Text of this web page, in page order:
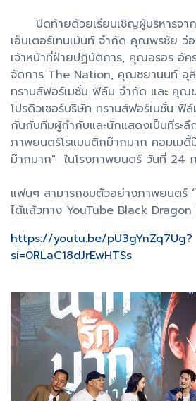
ปิดท้ายด้วยเรียนเชิญผู้บริหารจา
เอ็นเตอร์เทนเม้นท์ จำกัด คุณพรชัย ว่
เจ้าหน้าที่ฝ่ายปฏิบัติการ, คุณอรอร อัค
จัดการ The Nation, คุณชยานนท์ อุ
ทรานส์ฟอร์เมชั่น ฟิล์ม จำกัด และ คุณ
โปรดิวเซอร์บริษัท ทรานส์ฟอร์เมชั่น
กันกับทีมผู้กำกับและนักแสดงเป็นที่ระ
ภาพยนตร์โรแมนติกม๊ากมาก คอมเม
ม๊ากมาก" ในโรงภาพยนตร์ วันที่ 24
แฟนๆ สามารถชมตัวอย่างภาพยนตร์
ได้แล้วทาง YouTube Black
https://youtu.be/pU3gYnZq7Ug?
si=0RLaC18dJrEwHTSs